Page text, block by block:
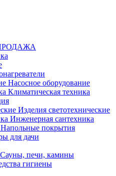
Насосное оборудование
Климатическая техника
Изделия светотехнические
Инженерная сантехника
Напольные покрытия
для дачи
Сауны, печи, камины
гигиены